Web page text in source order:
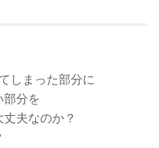
しまった部分に
分を
夫なのか？